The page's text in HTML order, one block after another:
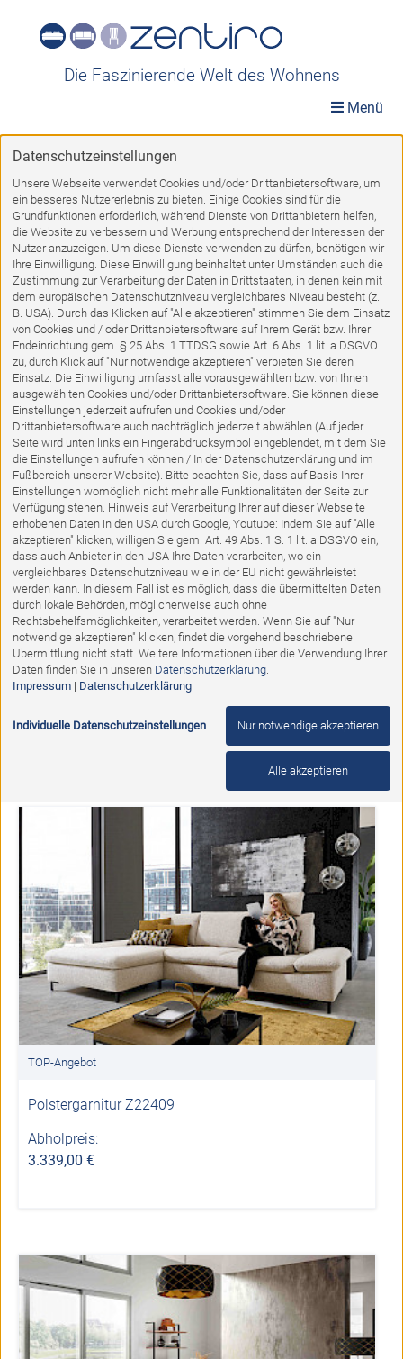
Die Faszinierende Welt des Wohnens
Menü
Sofakombination
1 2 VORWÄRTS
TOP-Angebot
Sofakombination Z22408
Abholpreis:
TOP-Angebot
Polstergarnitur Z22409
Abholpreis:
3.339,00 €
Datenschutzeinstellungen
Unsere Webseite verwendet Cookies und/oder Drittanbietersoftware, um
ein besseres Nutzererlebnis zu bieten. Einige Cookies sind für die
Grundfunktionen erforderlich, während Dienste von Drittanbietern helfen,
die Website zu verbessern und Werbung entsprechend der Interessen der
Nutzer anzuzeigen. Um diese Dienste verwenden zu dürfen, benötigen wir
Ihre Einwilligung. Diese Einwilligung beinhaltet unter Umständen auch die
Zustimmung zur Verarbeitung der Daten in Drittstaaten, in denen kein mit
dem europäischen Datenschutzniveau vergleichbares Niveau besteht (z.
B. USA). Durch das Klicken auf "Alle akzeptieren" stimmen Sie dem Einsatz
von Cookies und / oder Drittanbietersoftware auf Ihrem Gerät bzw. Ihrer
Endeinrichtung gem. § 25 Abs. 1 TTDSG sowie Art. 6 Abs. 1 lit. a DSGVO
zu, durch Klick auf "Nur notwendige akzeptieren" verbieten Sie deren
Einsatz. Die Einwilligung umfasst alle vorausgewählten bzw. von Ihnen
ausgewählten Cookies und/oder Drittanbietersoftware. Sie können diese
Einstellungen jederzeit aufrufen und Cookies und/oder
Drittanbietersoftware auch nachträglich jederzeit abwählen (Auf jeder
Seite wird unten links ein Fingerabdrucksymbol eingeblendet, mit dem Sie
die Einstellungen aufrufen können / In der Datenschutzerklärung und im
Fußbereich unserer Website). Bitte beachten Sie, dass auf Basis Ihrer
Einstellungen womöglich nicht mehr alle Funktionalitäten der Seite zur
Verfügung stehen. Hinweis auf Verarbeitung Ihrer auf dieser Webseite
erhobenen Daten in den USA durch Google, Youtube: Indem Sie auf "Alle
akzeptieren" klicken, willigen Sie gem. Art. 49 Abs. 1 S. 1 lit. a DSGVO ein,
dass auch Anbieter in den USA Ihre Daten verarbeiten, wo ein
vergleichbares Datenschutzniveau wie in der EU nicht gewährleistet
werden kann. In diesem Fall ist es möglich, dass die übermittelten Daten
durch lokale Behörden, möglicherweise auch ohne
Rechtsbehelfsmöglichkeiten, verarbeitet werden. Wenn Sie auf "Nur
notwendige akzeptieren" klicken, findet die vorgehend beschriebene
Übermittlung nicht statt. Weitere Informationen über die Verwendung Ihrer
Daten finden Sie in unseren Datenschutzerklärung.
Impressum| Datenschutzerklärung
Individuelle Datenschutzeinstellungen Nur notwendige akzeptieren
Alle akzeptieren